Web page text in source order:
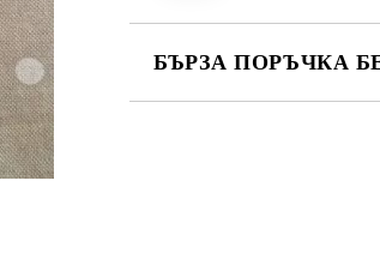
БЪРЗА ПОРЪЧКА